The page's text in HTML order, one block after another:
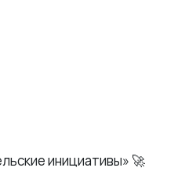
инициативы» 🚀